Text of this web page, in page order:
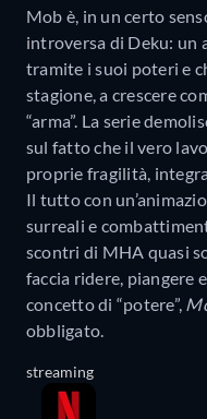
Mob è, in un certo
introversa di Deku: un
tramite i suoi poteri e
stagione, a crescere
“arma”. La serie
sul fatto che il vero
proprie fragilità,
Il tutto con
surreali e
scontri di MHA quasi
faccia ridere, piangere
concetto di “potere”,
obbligato.
streaming